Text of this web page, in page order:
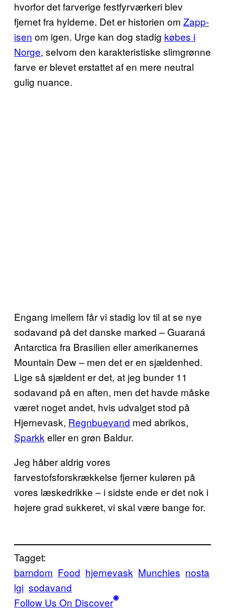
hvorfor det farverige festfyrværkeri blev
fjernet fra hylderne. Det er historien om Zapp-
isen om igen. Urge kan dog stadig købes i
Norge, selvom den karakteristiske slimgrønne
farve er blevet erstattet af en mere neutral
gulig nuance.
Engang imellem får vi stadig lov til at se nye
sodavand på det danske marked – Guaraná
Antarctica fra Brasilien eller amerikanernes
Mountain Dew – men det er en sjældenhed.
Lige så sjældent er det, at jeg bunder 11
sodavand på en aften, men det havde måske
været noget andet, hvis udvalget stod på
Hjernevask, Regnbuevand med abrikos,
Sparkk eller en grøn Baldur.
Jeg håber aldrig vores
farvestofsforskrækkelse fjerner kuløren på
vores læskedrikke – i sidste ende er det nok i
højere grad sukkeret, vi skal være bange for.
Tagget:
barndom Food hjernevask Munchies nosta
lgi sodavand
Follow Us On Discover